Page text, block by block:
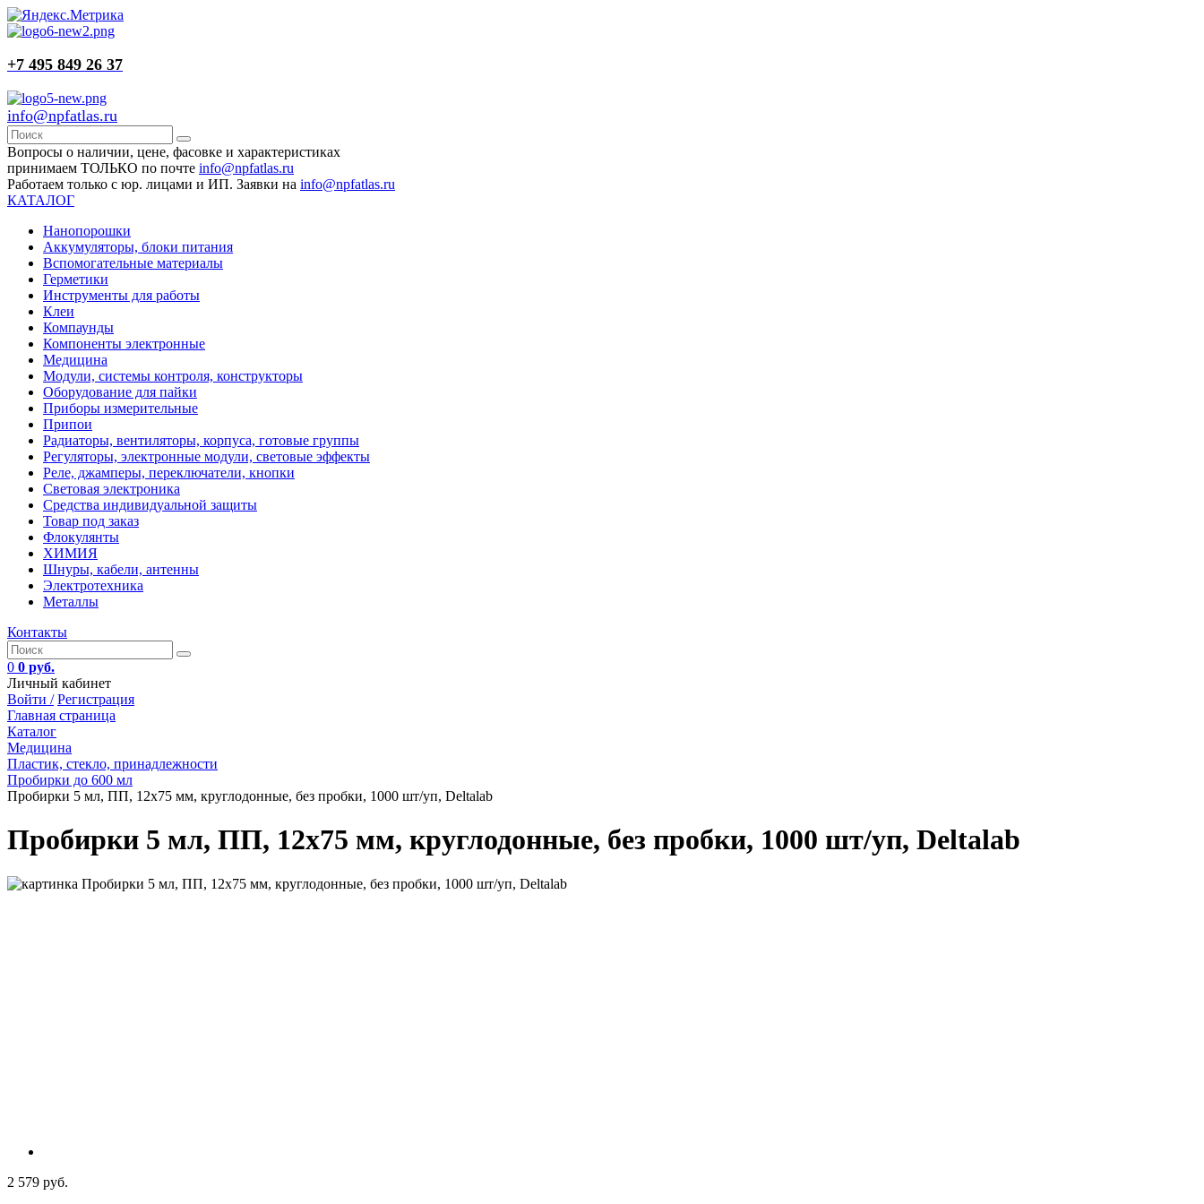
+7 495 849 26 37
info@npfatlas.ru
Вопросы о наличии, цене, фасовке и характеристиках
принимаем ТОЛЬКО по почте info@npfatlas.ru
Работаем только с юр. лицами и ИП. Заявки на info@npfatlas.ru
КАТАЛОГ
Нанопорошки
Аккумуляторы, блоки питания
Вспомогательные материалы
Герметики
Инструменты для работы
Клеи
Компаунды
Компоненты электронные
Медицина
Модули, системы контроля, конструкторы
Оборудование для пайки
Приборы измерительные
Припои
Радиаторы, вентиляторы, корпуса, готовые группы
Регуляторы, электронные модули, световые эффекты
Реле, джамперы, переключатели, кнопки
Световая электроника
Средства индивидуальной защиты
Товар под заказ
Флокулянты
ХИМИЯ
Шнуры, кабели, антенны
Электротехника
Металлы
Контакты
0 0 руб.
Личный кабинет
Войти / Регистрация
Главная страница
Каталог
Медицина
Пластик, стекло, принадлежности
Пробирки до 600 мл
Пробирки 5 мл, ПП, 12х75 мм, круглодонные, без пробки, 1000 шт/уп, Deltalab
Пробирки 5 мл, ПП, 12х75 мм, круглодонные, без пробки, 1000 шт/уп, Deltalab
2 579 руб.